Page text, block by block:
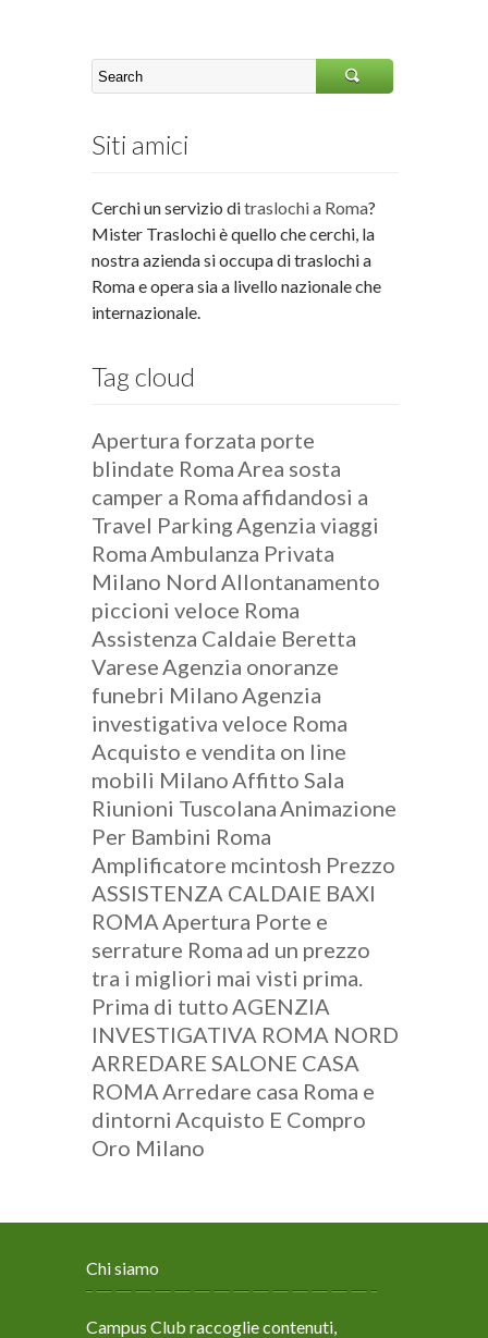
Siti amici
Cerchi un servizio ditraslochi a Roma?
Mister Traslochi è quello che cerchi, la
nostra azienda si occupa di traslochi a
Roma e opera sia a livello nazionale che
internazionale.
Tag cloud
Apertura forzata porte
blindate RomaArea sosta
camper a Roma affidandosi a
Travel ParkingAgenzia viaggi
RomaAmbulanza Privata
Milano Nord Allontanamento
piccioni veloce Roma
Assistenza Caldaie Beretta
VareseAgenzia onoranze
funebri MilanoAgenzia
investigativa veloce Roma
Acquisto e vendita on line
mobili MilanoAffitto Sala
Riunioni TuscolanaAnimazione
Per Bambini Roma
Amplificatore mcintosh Prezzo
ASSISTENZA CALDAIE BAXI
ROMAApertura Porte e
serrature Roma ad un prezzo
tra i migliori mai visti prima.
Prima di tuttoAGENZIA
INVESTIGATIVA ROMA NORD
ARREDARE SALONE CASA
ROMAArredare casa Roma e
dintorni Acquisto E Compro
Oro Milano
Chi siamo
Campus Club raccoglie contenuti,